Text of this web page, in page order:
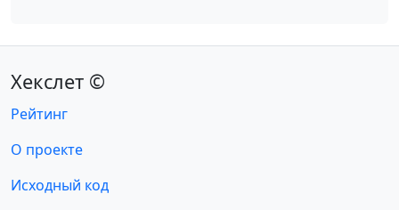
Хекслет ©
Рейтинг
О проекте
Исходный код